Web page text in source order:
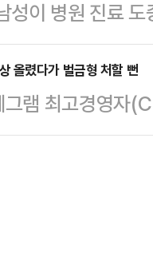
해당 멤버가 남
…
구속했다. 폭
을 선고했다.A
대 남성 C씨의 얼
날 C씨의 어깨
성이 병원 진료
결핍 바이러스)
) 뉴욕포스트, 피
지난달 11일 체
크리스트는 지
올렸다가 벌금형 처할 뻔
램 최고경영자
면이 담긴 동영